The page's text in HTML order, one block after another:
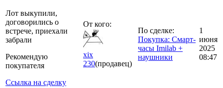
Лот выкупили,
договорились о
встрече, приехали
забрали
Рекомендую
покупателя
Ссылка на сделку
От кого:
xix
230(продавец)
По сделке:
Покупка: Смарт-
часы Imilab +
наушники
1
июня
2025
08:47